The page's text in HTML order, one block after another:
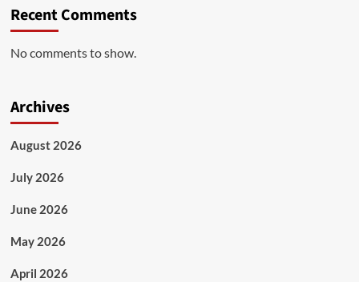
Recent Comments
No comments to show.
Archives
August 2026
July 2026
June 2026
May 2026
April 2026